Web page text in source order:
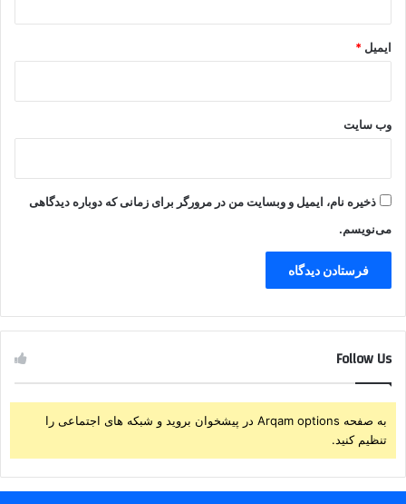
ایمیل *
وب‌ سایت
ذخیره نام، ایمیل و وبسایت من در مرورگر برای زمانی که دوباره دیدگاهی
می‌نویسم.
Follow Us
به صفحه Arqam options در پیشخوان بروید و شبکه های اجتماعی را
تنظیم کنید.